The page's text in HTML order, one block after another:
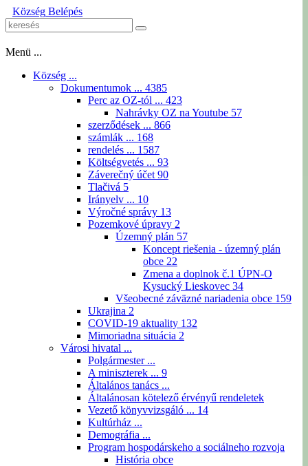
Község Belépés
Menü ...
Község ...
Dokumentumok ... 4385
Perc az OZ-tól ... 423
Nahrávky OZ na Youtube 57
szerződések ... 866
számlák ... 168
rendelés ... 1587
Költségvetés ... 93
Záverečný účet 90
Tlačivá 5
Irányelv ... 10
Výročné správy 13
Pozemkové úpravy 2
Územný plán 57
Koncept riešenia - územný plán
obce 22
Zmena a doplnok č.1 ÚPN-O
Kysucký Lieskovec 34
Všeobecné záväzné nariadenia obce 159
Ukrajina 2
COVID-19 aktuality 132
Mimoriadna situácia 2
Városi hivatal ...
Polgármester ...
A miniszterek ... 9
Általános tanács ...
Általánosan kötelező érvényű rendeletek
Vezető könyvvizsgáló ... 14
Kultúrház ...
Demográfia ...
Program hospodárskeho a sociálneho rozvoja
História obce